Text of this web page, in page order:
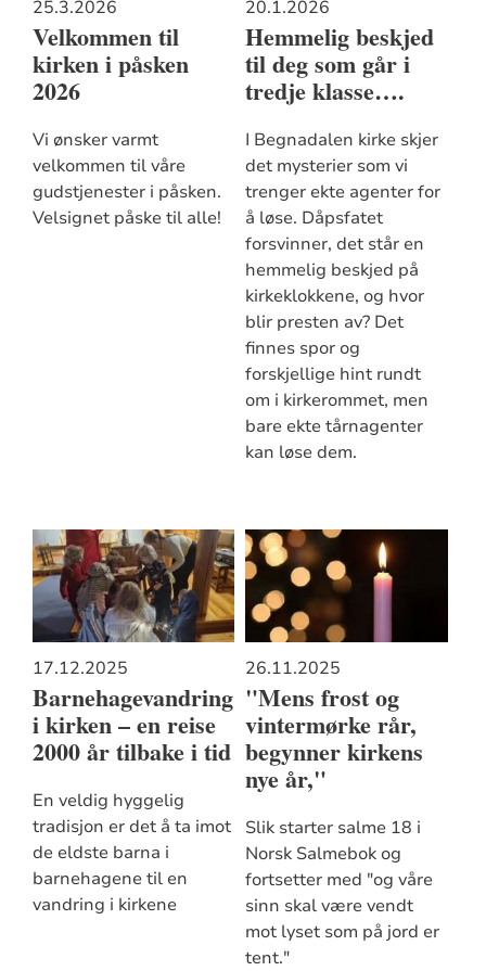
25.3.2026
Velkommen til
kirken i påsken
2026
Vi ønsker varmt
velkommen til våre
gudstjenester i påsken.
Velsignet påske til alle!
20.1.2026
Hemmelig beskjed
til deg som går i
tredje klasse….
I Begnadalen kirke skjer
det mysterier som vi
trenger ekte agenter for
å løse. Dåpsfatet
forsvinner, det står en
hemmelig beskjed på
kirkeklokkene, og hvor
blir presten av? Det
finnes spor og
forskjellige hint rundt
om i kirkerommet, men
bare ekte tårnagenter
kan løse dem.
17.12.2025
Barnehagevandring
i kirken – en reise
2000 år tilbake i tid
En veldig hyggelig
tradisjon er det å ta imot
de eldste barna i
barnehagene til en
vandring i kirkene
26.11.2025
"Mens frost og
vintermørke rår,
begynner kirkens
nye år,"
Slik starter salme 18 i
Norsk Salmebok og
fortsetter med "og våre
sinn skal være vendt
mot lyset som på jord er
tent."